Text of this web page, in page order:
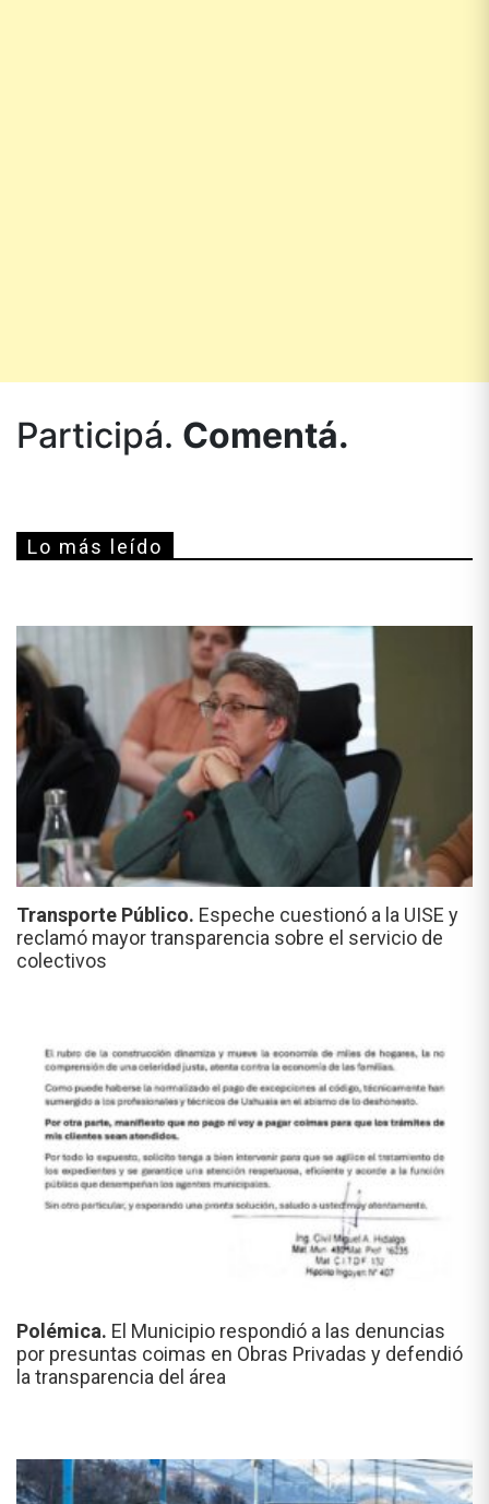
Participá. Comentá.
Lo más leído
Transporte Público. Espeche cuestionó a la UISE y
reclamó mayor transparencia sobre el servicio de
colectivos
Polémica. El Municipio respondió a las denuncias
por presuntas coimas en Obras Privadas y defendió
la transparencia del área